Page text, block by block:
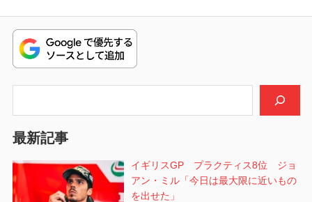
ビ
ゲ
ー
ン
稿:
最新記事
イギリスGP プラクティス8位 ジョ
アン・ミル「今日は最大限に近いもの
を出せた」